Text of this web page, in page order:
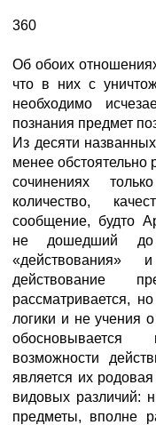
360
Об обоих отношениях
что в них с
необходимо
познания предмет
Из десяти
менее обстоятельно
сочинениях
количество,
сообщение, будто
не дошедший до
«действования»
действование
рассматривается,
логики и не учения
возможности
является их
видовых различий:
предметы, вполне